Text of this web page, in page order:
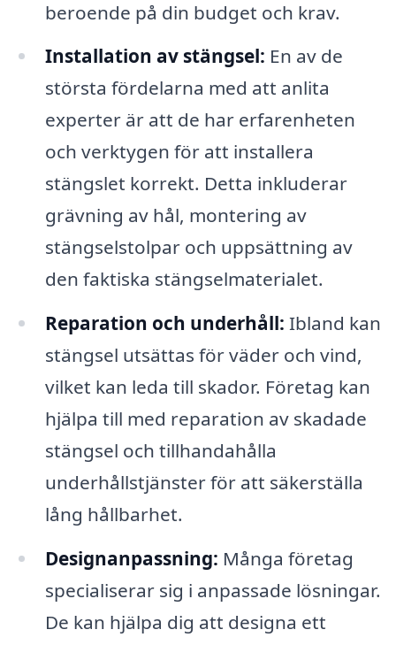
beroende på din budget och krav.
Installation av stängsel: En av de
största fördelarna med att anlita
experter är att de har erfarenheten
och verktygen för att installera
stängslet korrekt. Detta inkluderar
grävning av hål, montering av
stängselstolpar och uppsättning av
den faktiska stängselmaterialet.
Reparation och underhåll: Ibland kan
stängsel utsättas för väder och vind,
vilket kan leda till skador. Företag kan
hjälpa till med reparation av skadade
stängsel och tillhandahålla
underhållstjänster för att säkerställa
lång hållbarhet.
Designanpassning: Många företag
specialiserar sig i anpassade lösningar.
De kan hjälpa dig att designa ett